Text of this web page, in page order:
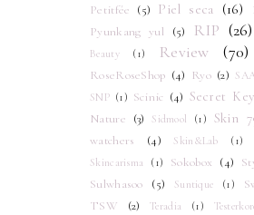
Petitfée (5) Piel seca (16)
Pyunkang yul
(5) RIP (26)
Beauty
(1) Review (70)
RoseRoseShop (4) Ryo (2)
SNP (1) Scinic (4) Secret Key
Nature
(3) Sidmool (1) Skin
watchers
(4) Skin&Lab (1)
Skincarisma (1) Sokobox (4)
Sulwhasoo
(5) Suntique (1)
TSW
(2) Teradia (1)